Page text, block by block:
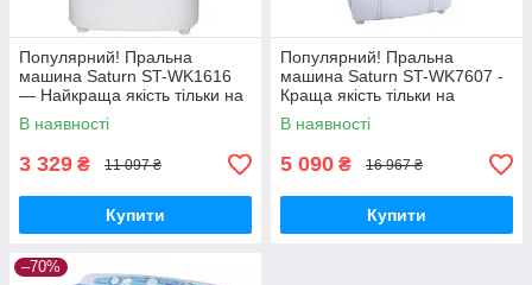
Популярний! Пральна
машина Saturn ST-WK1616
— Найкраща якість тільки на
Nukleon.com.ua
В наявності
3 329 ₴ 11 097 ₴
Купити
Популярний! Пральна
машина Saturn ST-WK7607 -
Краща якість тільки на
Nukleon.com.ua
В наявності
5 090 ₴ 16 967 ₴
Купити
–70%